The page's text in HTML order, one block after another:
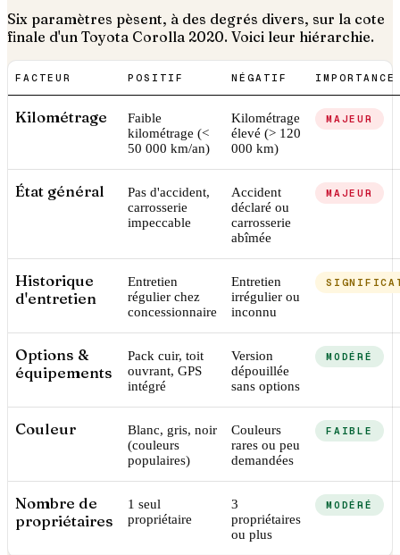
Six paramètres pèsent, à des degrés divers, sur la cote
finale d'un Toyota Corolla 2020. Voici leur hiérarchie.
FACTEUR POSITIF NÉGATIF IMPORTANCE
Kilométrage
Faible
kilométrage (<
50 000 km/an)
Kilométrage
élevé (> 120
000 km)
MAJEUR
État général
Pas d'accident,
carrosserie
impeccable
Accident
déclaré ou
carrosserie
abîmée
MAJEUR
Historique
d'entretien
Entretien
régulier chez
concessionnaire
Entretien
irrégulier ou
inconnu
Options &
équipements
Pack cuir, toit
ouvrant, GPS
intégré
Version
dépouillée
sans options
MODÉRÉ
Couleur
Blanc, gris, noir
(couleurs
populaires)
Couleurs
rares ou peu
demandées
FAIBLE
Nombre de
propriétaires
1 seul
propriétaire
3
propriétaires
ou plus
MODÉRÉ